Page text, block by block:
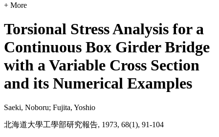
+ More
Torsional Stress Analysis for a
Continuous Box Girder Bridge
with a Variable Cross Section
and its Numerical Examples
Saeki, Noboru; Fujita, Yoshio
北海道大學工學部研究報告, 1973, 68(1), 91-104